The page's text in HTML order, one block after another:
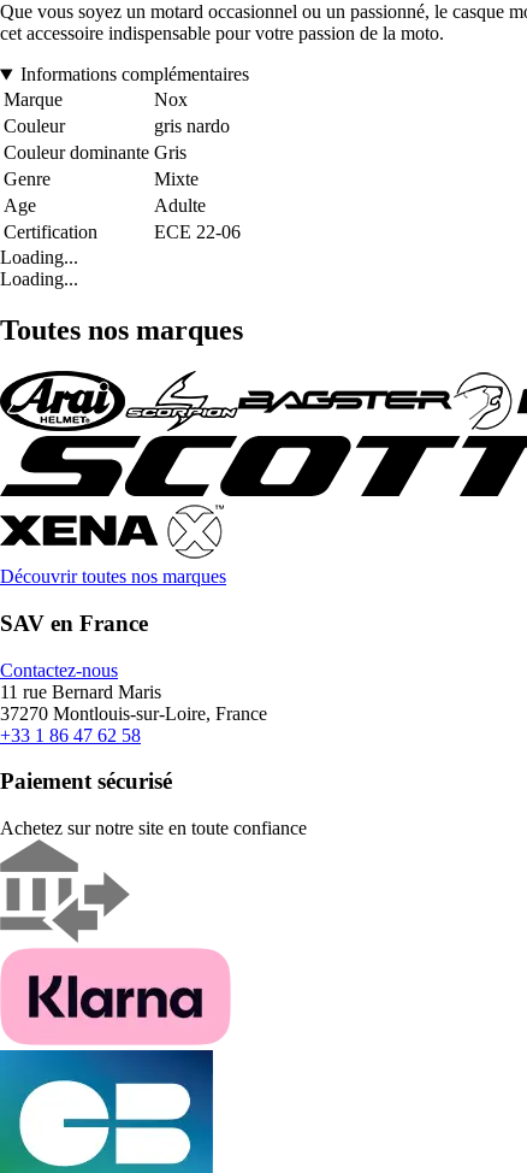
Que vous soyez un motard occasionnel ou un passionné, le
cet accessoire indispensable pour votre passion de la moto.
Informations complémentaires
Marque
Nox
Couleur
gris nardo
Couleur dominante Gris
Genre
Mixte
Age
Adulte
Certification
ECE 22-06
Loading...
Loading...
Toutes nos marques
Découvrir toutes nos marques
SAV en France
Contactez-nous
11 rue Bernard Maris
37270 Montlouis-sur-Loire, France
+33 1 86 47 62 58
Paiement sécurisé
Achetez sur notre site en toute confiance